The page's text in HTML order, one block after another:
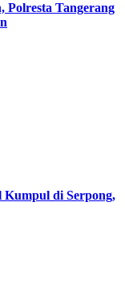
Polresta Tangerang
Kumpul di Serpong,